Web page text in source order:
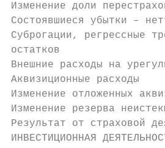
Изменение доли
Состоявшиеся
Суброгации, регрессные
остатков
Внешние расходы на
Аквизиционные
Изменение
Изменение резерва
Результат от
ИНВЕСТИЦИОННАЯ